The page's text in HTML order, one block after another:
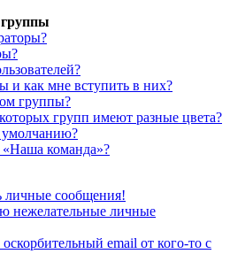
группы
и как мне вступить в них?
группы?
групп имеют разные цвета?
умолчанию?
«Наша команда»?
личные сообщения!
нежелательные личные
email от кого-то с